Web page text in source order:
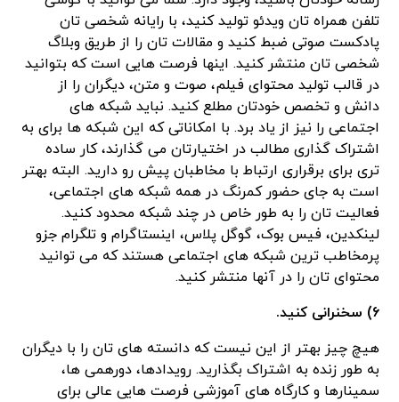
تلفن همراه تان ویدئو تولید کنید، با رایانه شخصی تان
پادکست صوتی ضبط کنید و مقالات تان را از طریق وبلاگ
شخصی تان منتشر کنید. اینها فرصت هایی است که بتوانید
در قالب تولید محتوای فیلم، صوت و متن، دیگران را از
دانش و تخصص خودتان مطلع کنید. نباید شبکه های
اجتماعی را نیز از یاد برد. با امکاناتی که این شبکه ها برای به
اشتراک گذاری مطالب در اختیارتان می گذارند، کار ساده
تری برای برقراری ارتباط با مخاطبان پیش رو دارید. البته بهتر
است به جای حضور کمرنگ در همه شبکه های اجتماعی،
فعالیت تان را به طور خاص در چند شبکه محدود کنید.
لینکدین، فیس بوک، گوگل پلاس، اینستاگرام و تلگرام جزو
پرمخاطب ترین شبکه های اجتماعی هستند که می توانید
محتوای تان را در آنها منتشر کنید.
۶) سخنرانی کنید.
هیچ چیز بهتر از این نیست که دانسته های تان را با دیگران
به طور زنده به اشتراک بگذارید. رویدادها، دورهمی ها،
سمینارها و کارگاه های آموزشی فرصت هایی عالی برای